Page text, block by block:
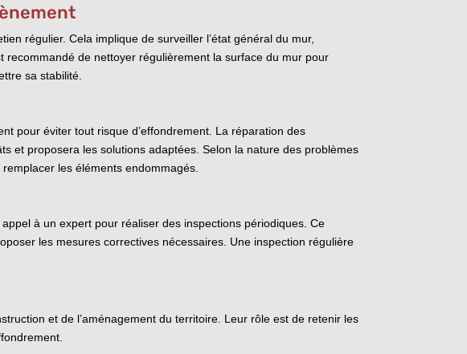
régulier. Cela implique de surveiller l’état général du mur,
recommandé de nettoyer régulièrement la surface du mur pour
sa stabilité.
pour éviter tout risque d’effondrement. La réparation des
et proposera les solutions adaptées. Selon la nature des problèmes
les éléments endommagés.
à un expert pour réaliser des inspections périodiques. Ce
les mesures correctives nécessaires. Une inspection régulière
et de l’aménagement du territoire. Leur rôle est de retenir les